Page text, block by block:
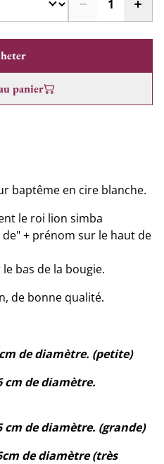
panier
baptême en cire blanche.
le roi lion simba
+ prénom sur le haut de
bas de la bougie.
de bonne qualité.
de diamètre. (petite)
cm de diamètre.
cm de diamètre. (grande)
de diamètre (très